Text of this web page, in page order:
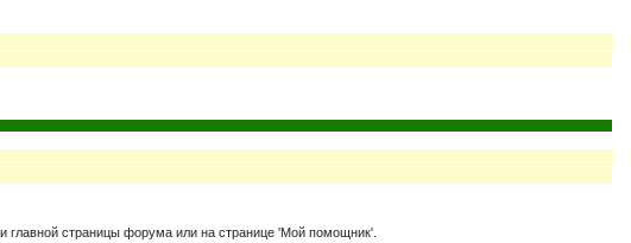
страницы форума или на странице 'Мой помощник'.